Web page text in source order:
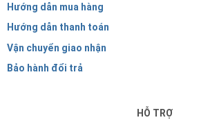
Hướng dẫn mua hàng
Hướng dẫn thanh toán
Vận chuyển giao nhận
Bảo hành đổi trả
HỖ TRỢ